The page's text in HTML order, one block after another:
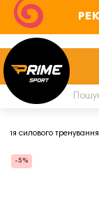
Для силового тренування
-5%